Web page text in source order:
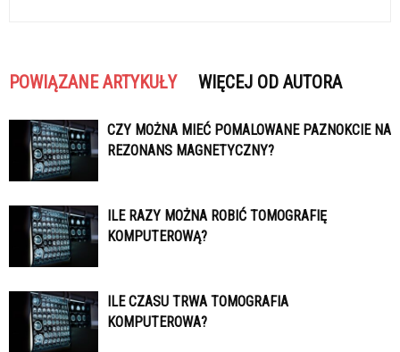
POWIĄZANE ARTYKUŁY WIĘCEJ OD AUTORA
CZY MOŻNA MIEĆ POMALOWANE PAZNOKCIE NA
REZONANS MAGNETYCZNY?
ILE RAZY MOŻNA ROBIĆ TOMOGRAFIĘ
KOMPUTEROWĄ?
ILE CZASU TRWA TOMOGRAFIA
KOMPUTEROWA?